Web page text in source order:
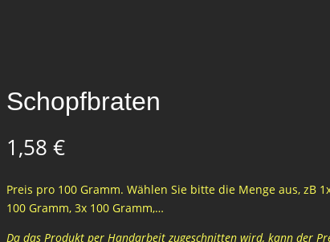
Schopfbraten
1,58 €
Preis pro 100 Gramm. Wählen Sie bitte die Menge aus, zB
100 Gramm, 3x 100 Gramm,…
Da das Produkt per Handarbeit zugeschnitten wird, kann der